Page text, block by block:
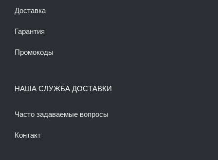
Доставка
Гарантия
Промокоды
НАША СЛУЖБА ДОСТАВКИ
Часто задаваемые вопросы
Контакт